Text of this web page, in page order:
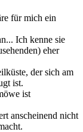
für mich ein
Ich kenne sie
eher
der sich am
ist.
ist
anscheinend nicht